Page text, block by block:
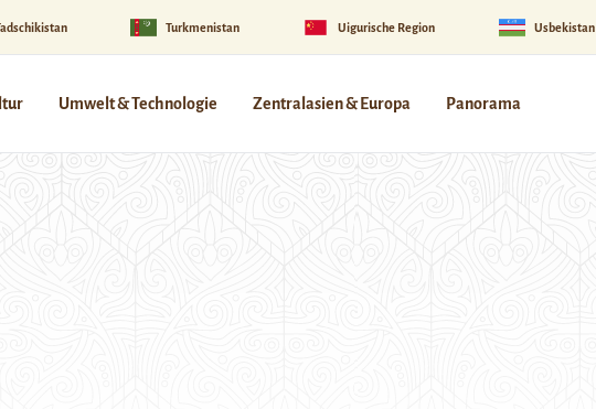
Turkmenistan Uigurische Region Usbekistan
Umwelt & Technologie Zentralasien & Europa Panorama